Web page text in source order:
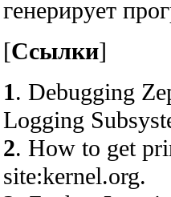
генерирует
[Ссылки]
1. Debugging
Logging
2. How to get
site:kernel.org.